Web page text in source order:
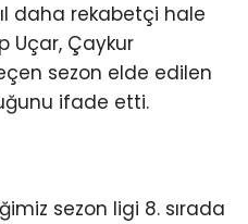
daha rekabetçi hale
Uçar, Çaykur
sezon elde edilen
ifade etti.
sezon ligi 8. sırada